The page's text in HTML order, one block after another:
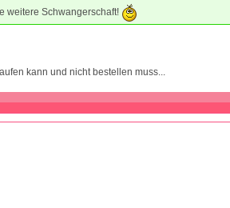
weitere Schwangerschaft!
kann und nicht bestellen muss...